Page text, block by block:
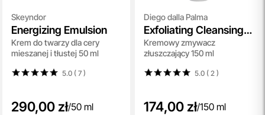
Skeyndor
Energizing Emulsion
Krem do twarzy dla cery
mieszanej i tłustej 50 ml
5.0 ( 7)
290,00 zł/50 ml
Diego dalla Palma
Exfoliating Cleansing
Cream
Kremowy zmywacz
złuszczający 150 ml
5.0 ( 2 )
174,00 zł/150 ml